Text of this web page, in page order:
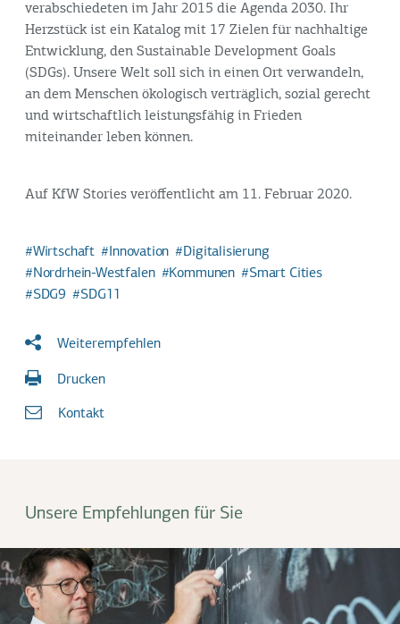
verabschiedeten im Jahr 2015 die Agenda 2030. Ihr
Herzstück ist ein Katalog mit 17 Zielen für nachhaltige
Entwicklung, den Sustainable Development Goals
(SDGs). Unsere Welt soll sich in einen Ort verwandeln,
an dem Menschen ökologisch verträglich, sozial gerecht
und wirtschaftlich leistungsfähig in Frieden
miteinander leben können.
Auf KfW Stories veröffentlicht am 11. Februar 2020.
Wirtschaft Innovation
Digitalisierung
Nordrhein-Westfalen
Kommunen
Smart Cities
SDG9
SDG11
Weiterempfehlen
Drucken
Kontakt
Unsere Empfehlungen für Sie